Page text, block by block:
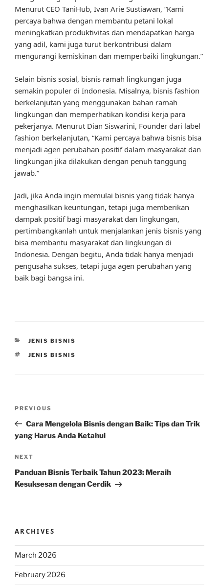
Menurut CEO TaniHub, Ivan Arie Sustiawan, “Kami
percaya bahwa dengan membantu petani lokal
meningkatkan produktivitas dan mendapatkan harga
yang adil, kami juga turut berkontribusi dalam
mengurangi kemiskinan dan memperbaiki lingkungan.”
Selain bisnis sosial, bisnis ramah lingkungan juga
semakin populer di Indonesia. Misalnya, bisnis fashion
berkelanjutan yang menggunakan bahan ramah
lingkungan dan memperhatikan kondisi kerja para
pekerjanya. Menurut Dian Siswarini, Founder dari label
fashion berkelanjutan, “Kami percaya bahwa bisnis bisa
menjadi agen perubahan positif dalam masyarakat dan
lingkungan jika dilakukan dengan penuh tanggung
jawab.”
Jadi, jika Anda ingin memulai bisnis yang tidak hanya
menghasilkan keuntungan, tetapi juga memberikan
dampak positif bagi masyarakat dan lingkungan,
pertimbangkanlah untuk menjalankan jenis bisnis yang
bisa membantu masyarakat dan lingkungan di
Indonesia. Dengan begitu, Anda tidak hanya menjadi
pengusaha sukses, tetapi juga agen perubahan yang
baik bagi bangsa ini.
CATEGORIES
JENIS BISNIS
TAGS
JENIS BISNIS
Previous
Post
PREVIOUS
Cara Mengelola Bisnis dengan Baik: Tips dan Trik
yang Harus Anda Ketahui
Next
Post
NEXT
Panduan Bisnis Terbaik Tahun 2023: Meraih
Kesuksesan dengan Cerdik
ARCHIVES
March 2026
February 2026